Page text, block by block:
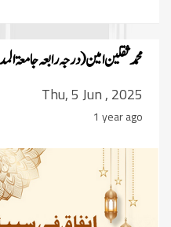
محمد ثقلین امین (درجہ رابعہ جامعۃ
Thu, 5 Jun , 2025
1 year ago